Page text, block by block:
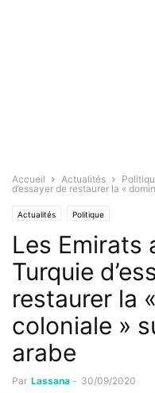
Accueil Actualités
d’essayer de restaurer la «
Actualités Politique
Les Emirats
Turquie
restaurer la
coloniale »
arabe
Par Lassana - 30/09/2020